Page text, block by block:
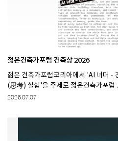
젊은건축가포럼 건축상 2026
젊은 건축가포럼코리아에서 'AI 너머 -
(思考) 실험'을 주제로 젊은건축가포럼
2026.07.07